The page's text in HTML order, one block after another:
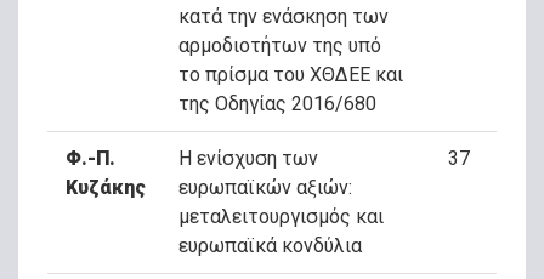
κατά την ενάσκηση των
αρμοδιοτήτων της υπό
το πρίσμα του ΧΘΔΕΕ και
της Οδηγίας 2016/680
Φ.-Π.
Κυζάκης
Η ενίσχυση των
ευρωπαϊκών αξιών:
μεταλειτουργισμός και
ευρωπαϊκά κονδύλια
37